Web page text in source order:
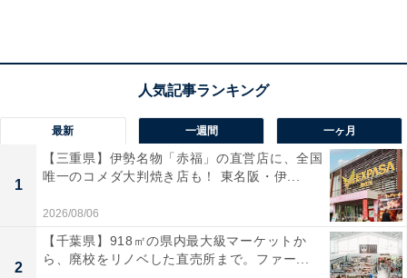
最新 一週間 一ヶ月
1
【三重県】伊勢名物「赤福」の直営店に、全国
唯一のコメダ大判焼き店も！ 東名阪・伊...
2026/08/06
2
【千葉県】918㎡の県内最大級マーケットか
ら、廃校をリノベした直売所まで。ファー...